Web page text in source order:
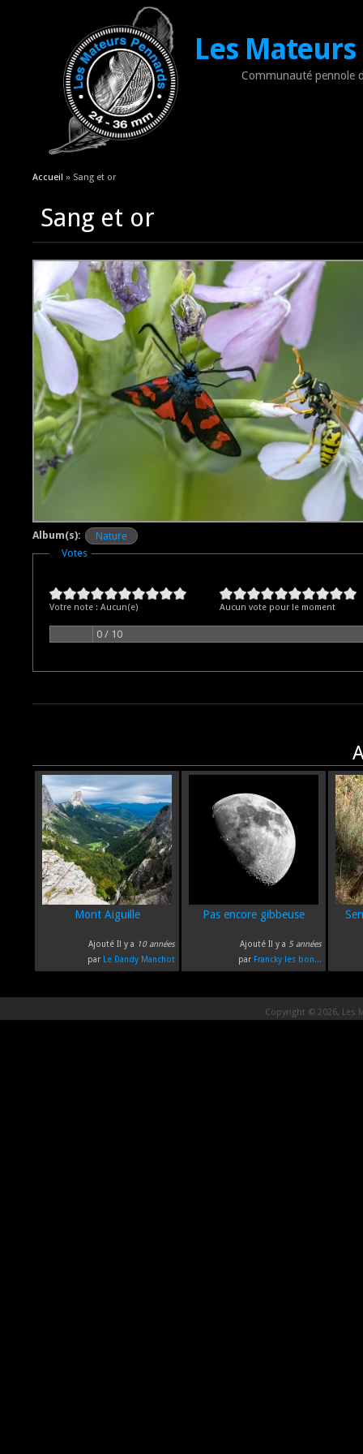
Les
Communauté pennole
Vous êtes ici
Accueil » Sang et or
Sang et or
Album(s):
Nature
Masquer
Votes
Votre note : Aucun(e) Aucun vote pour le moment
0 / 10
Mont Aiguille
Ajouté Il y a 10 années
par Le Dandy Manchot
Pas encore gibbeuse
Ajouté Il y a 5 années
par Francky les bon...
Copyright © 2026, Les